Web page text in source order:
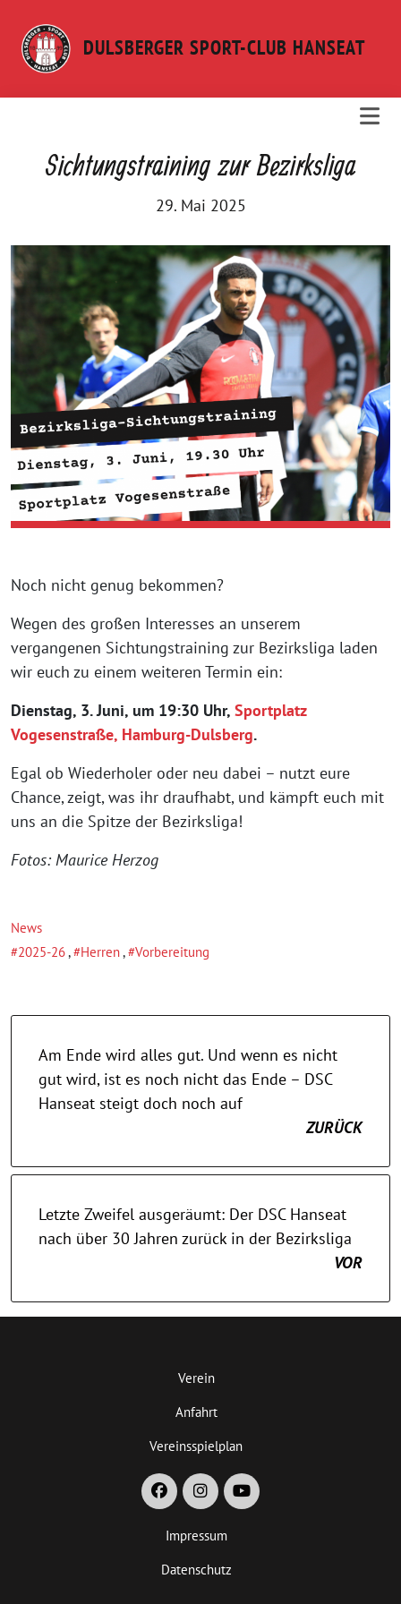
zum
Inhalt
DULSBERGER SPORT-CLUB HANSEAT
Sichtungstraining zur Bezirksliga
29. Mai 2025
Noch nicht genug bekommen?
Wegen des großen Interesses an unserem
vergangenen Sichtungstraining zur Bezirksliga laden
wir euch zu einem weiteren Termin ein:
Dienstag, 3. Juni, um 19:30 Uhr, Sportplatz
Vogesenstraße, Hamburg-Dulsberg.
Egal ob Wiederholer oder neu dabei – nutzt eure
Chance, zeigt, was ihr draufhabt, und kämpft euch mit
uns an die Spitze der Bezirksliga!
Fotos: Maurice Herzog
News
2025-26, Herren, Vorbereitung
Am Ende wird alles gut. Und wenn es nicht
gut wird, ist es noch nicht das Ende – DSC
Hanseat steigt doch noch auf
ZURÜCK
Letzte Zweifel ausgeräumt: Der DSC Hanseat
nach über 30 Jahren zurück in der Bezirksliga
VOR
Verein
Anfahrt
Vereinsspielplan
Impressum
Datenschutz